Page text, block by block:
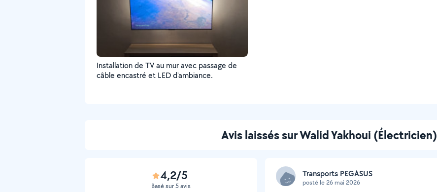
Installation de TV au mur avec passage de
câble encastré et LED d'ambiance.
Avis laissés sur Walid Yakhoui (Électricien)
4,2/5
Basé sur 5 avis
Transports PEGASUS
posté le 26 mai 2026